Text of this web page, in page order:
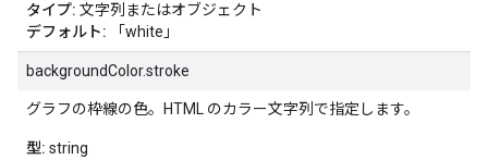
タイプ: 文字列またはオブジェクト
デフォルト: 「white」
backgroundColor.stroke
グラフの枠線の色。HTML のカラー文字列で指定します。
型: string